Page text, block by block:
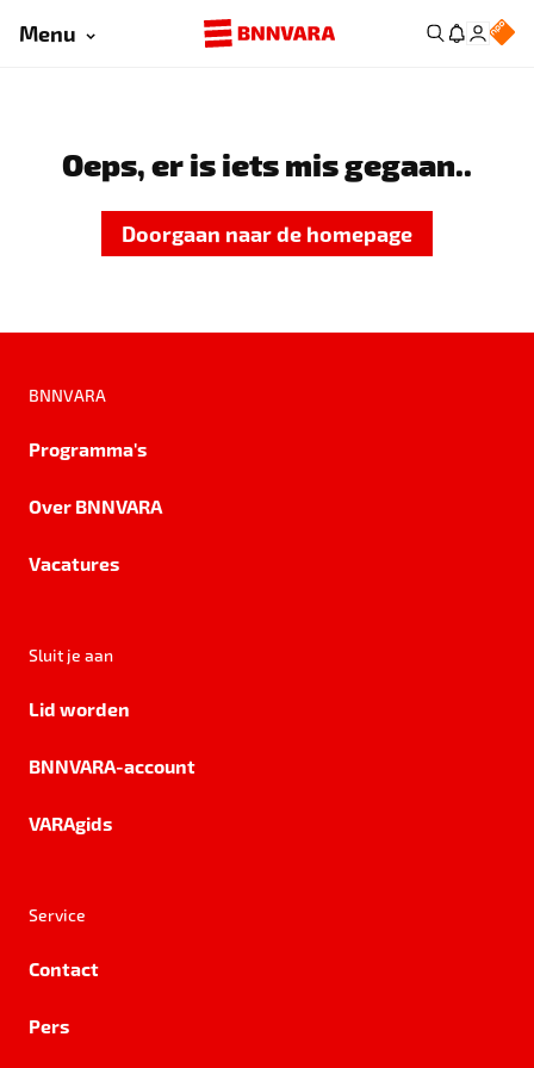
Menu
Oeps, er is iets mis gegaan..
Doorgaan naar de homepage
BNNVARA
Programma's
Over BNNVARA
Vacatures
Sluit je aan
Lid worden
BNNVARA-account
VARAgids
Service
Contact
Pers